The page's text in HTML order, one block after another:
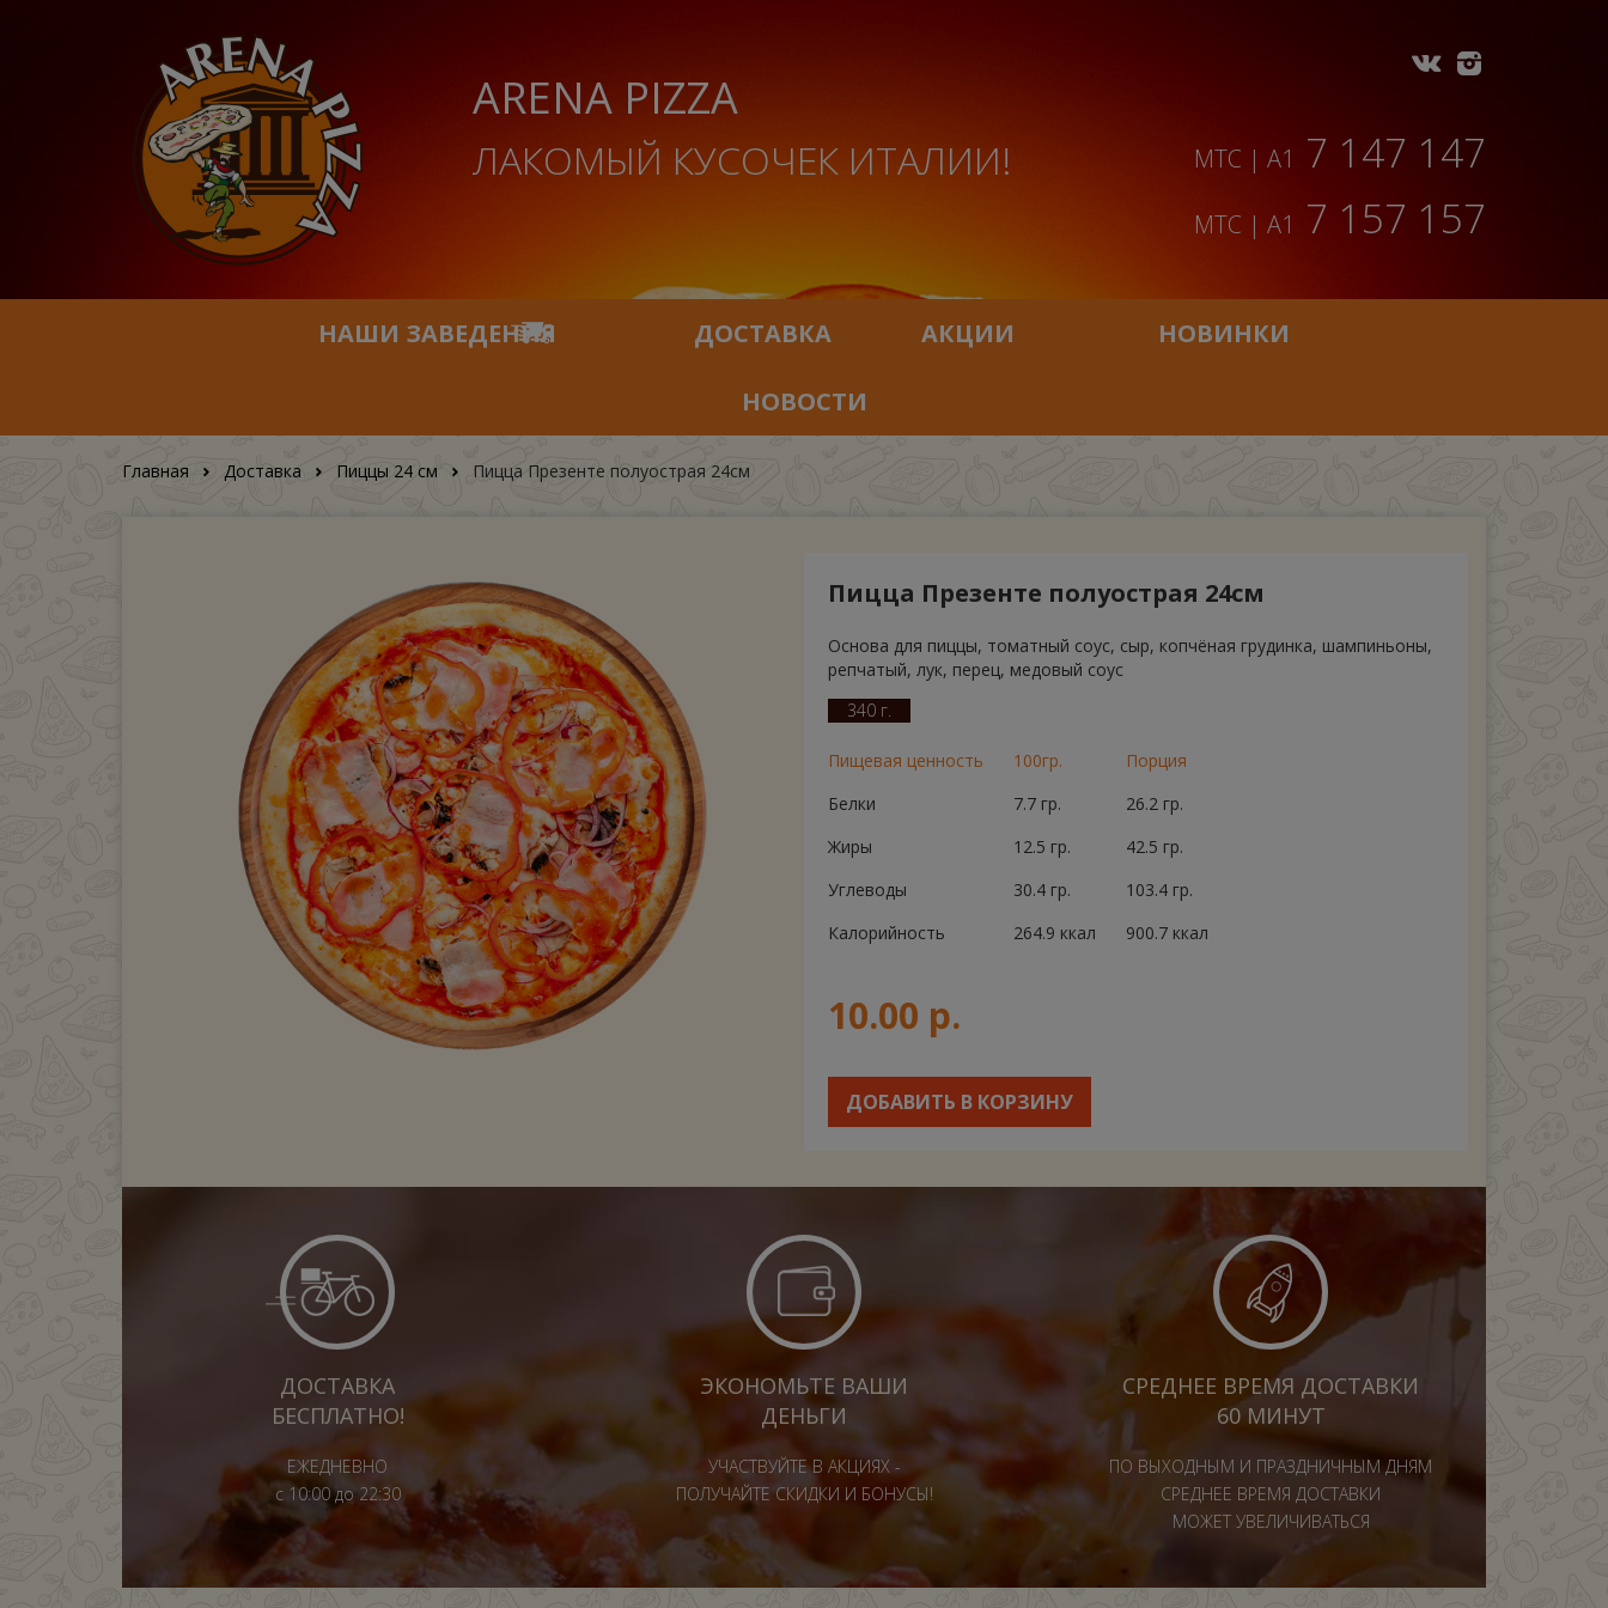
ARENA PIZZA
ЛАКОМЫЙ КУСОЧЕК ИТАЛИИ! МТС | A1 7 147 147
МТС | A1 7 157 157
НАШИ ЗАВЕДЕНИЯ ДОСТАВКА АКЦИИ НОВИНКИ
НОВОСТИ
Главная Доставка Пиццы 24 см Пицца Презенте полуострая 24см
Пицца Презенте полуострая 24см
Основа для пиццы, томатный соус, сыр, копчёная грудинка, шампиньоны,
репчатый, лук, перец, медовый соус
340 г.
Пищевая ценность 100гр.
Порция
Белки
7.7 гр.
26.2 гр.
Жиры
12.5 гр.
42.5 гр.
Углеводы
30.4 гр.
103.4 гр.
Калорийность
264.9 ккал 900.7 ккал
10.00 р.
ДОБАВИТЬ В КОРЗИНУ
ДОСТАВКА
БЕСПЛАТНО!
ЕЖЕДНЕВНО
с 10:00 до 22:30
ЭКОНОМЬТЕ ВАШИ
ДЕНЬГИ
УЧАСТВУЙТЕ В АКЦИЯХ -
ПОЛУЧАЙТЕ СКИДКИ И БОНУСЫ!
СРЕДНЕЕ ВРЕМЯ ДОСТАВКИ
60 МИНУТ
ПО ВЫХОДНЫМ И ПРАЗДНИЧНЫМ ДНЯМ
СРЕДНЕЕ ВРЕМЯ ДОСТАВКИ
МОЖЕТ УВЕЛИЧИВАТЬСЯ